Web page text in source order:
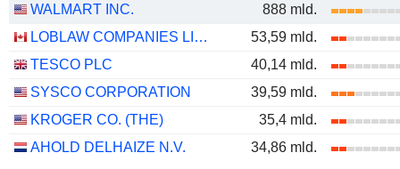
WALMART INC.
888 mld.
LOBLAW COMPANIES LIMITED
53,59 mld.
TESCO PLC
40,14 mld.
SYSCO CORPORATION
39,59 mld.
KROGER CO. (THE)
35,4 mld.
AHOLD DELHAIZE N.V.
34,86 mld.